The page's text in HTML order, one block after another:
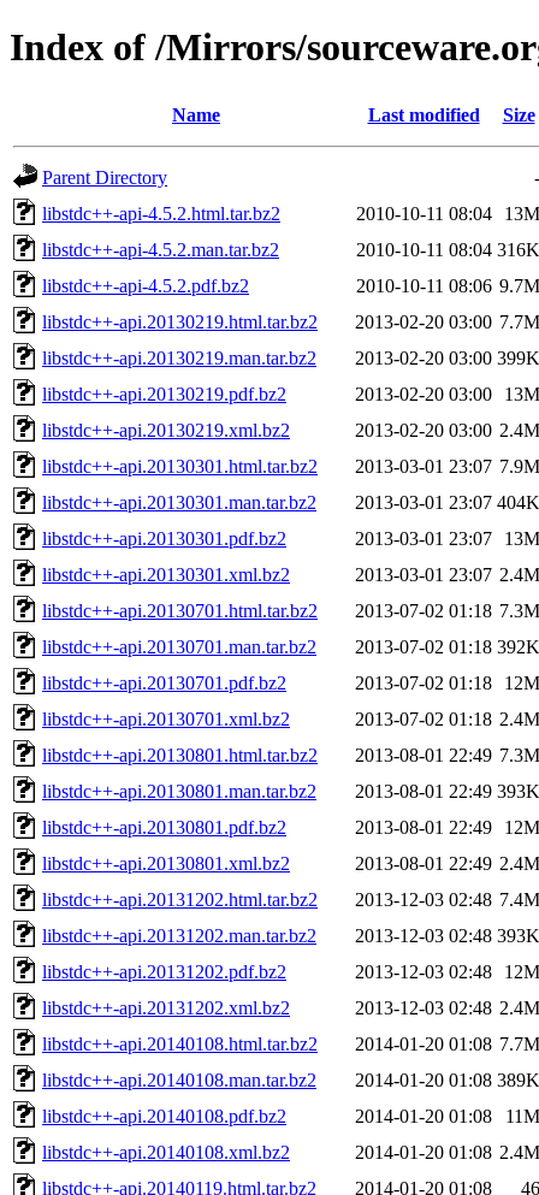
Index of /Mirrors/
Name Last modified Size
Parent Directory
-
libstdc++-api-4.5.2.html.tar.bz2
2010-10-11 08:04
13M
libstdc++-api-4.5.2.man.tar.bz2
2010-10-11 08:04 316K
libstdc++-api-4.5.2.pdf.bz2
2010-10-11 08:06 9.7M
libstdc++-api.20130219.html.tar.bz2
2013-02-20 03:00 7.7M
libstdc++-api.20130219.man.tar.bz2
2013-02-20 03:00 399K
libstdc++-api.20130219.pdf.bz2
2013-02-20 03:00
13M
libstdc++-api.20130219.xml.bz2
2013-02-20 03:00 2.4M
libstdc++-api.20130301.html.tar.bz2
2013-03-01 23:07 7.9M
libstdc++-api.20130301.man.tar.bz2
2013-03-01 23:07 404K
libstdc++-api.20130301.pdf.bz2
2013-03-01 23:07
13M
libstdc++-api.20130301.xml.bz2
2013-03-01 23:07 2.4M
libstdc++-api.20130701.html.tar.bz2
2013-07-02 01:18 7.3M
libstdc++-api.20130701.man.tar.bz2
2013-07-02 01:18 392K
libstdc++-api.20130701.pdf.bz2
2013-07-02 01:18
12M
libstdc++-api.20130701.xml.bz2
2013-07-02 01:18 2.4M
libstdc++-api.20130801.html.tar.bz2
2013-08-01 22:49 7.3M
libstdc++-api.20130801.man.tar.bz2
2013-08-01 22:49 393K
libstdc++-api.20130801.pdf.bz2
2013-08-01 22:49
12M
libstdc++-api.20130801.xml.bz2
2013-08-01 22:49 2.4M
libstdc++-api.20131202.html.tar.bz2
2013-12-03 02:48 7.4M
libstdc++-api.20131202.man.tar.bz2
2013-12-03 02:48 393K
libstdc++-api.20131202.pdf.bz2
2013-12-03 02:48
12M
libstdc++-api.20131202.xml.bz2
2013-12-03 02:48 2.4M
libstdc++-api.20140108.html.tar.bz2
2014-01-20 01:08 7.7M
libstdc++-api.20140108.man.tar.bz2
2014-01-20 01:08 389K
libstdc++-api.20140108.pdf.bz2
2014-01-20 01:08
11M
libstdc++-api.20140108.xml.bz2
2014-01-20 01:08 2.4M
libstdc++-api.20140119.html.tar.bz2
2014-01-20 01:08
46